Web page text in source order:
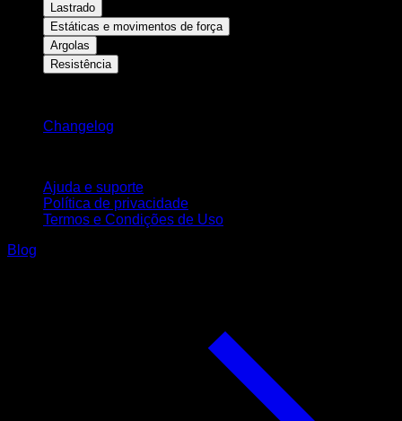
Lastrado
Estáticas e movimentos de força
Argolas
Resistência
Changelog
Ajuda e suporte
Política de privacidade
Termos e Condições de Uso
Blog